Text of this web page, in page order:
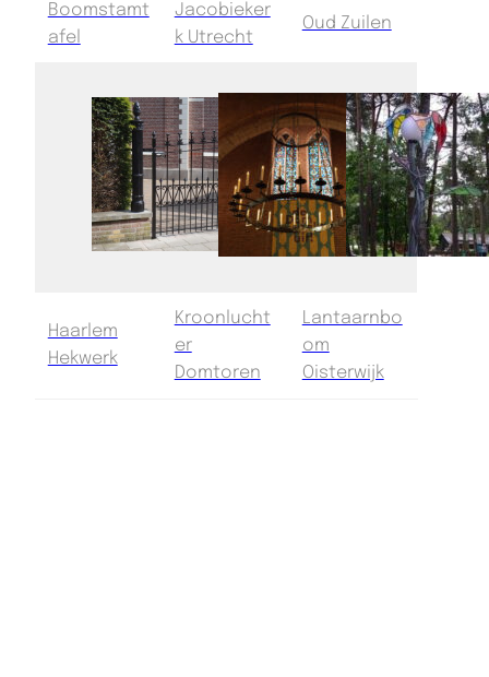
Boomstamt
afel
Jacobieker
k Utrecht
Oud Zuilen
Haarlem
Hekwerk
Kroonlucht
er
Domtoren
Lantaarnbo
om
Oisterwijk